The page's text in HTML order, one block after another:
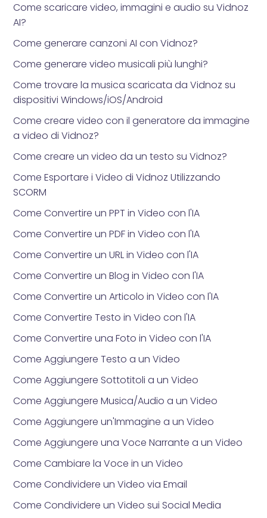
Come scaricare video, immagini e audio su Vidnoz
AI?
Come generare canzoni AI con Vidnoz?
Come generare video musicali più lunghi?
Come trovare la musica scaricata da Vidnoz su
dispositivi Windows/iOS/Android
Come creare video con il generatore da immagine
a video di Vidnoz?
Come creare un video da un testo su Vidnoz?
Come Esportare i Video di Vidnoz Utilizzando
SCORM
Come Convertire un PPT in Video con l'IA
Come Convertire un PDF in Video con l'IA
Come Convertire un URL in Video con l'IA
Come Convertire un Blog in Video con l'IA
Come Convertire un Articolo in Video con l'IA
Come Convertire Testo in Video con l'IA
Come Convertire una Foto in Video con l'IA
Come Aggiungere Testo a un Video
Come Aggiungere Sottotitoli a un Video
Come Aggiungere Musica/Audio a un Video
Come Aggiungere un'Immagine a un Video
Come Aggiungere una Voce Narrante a un Video
Come Cambiare la Voce in un Video
Come Condividere un Video via Email
Come Condividere un Video sui Social Media